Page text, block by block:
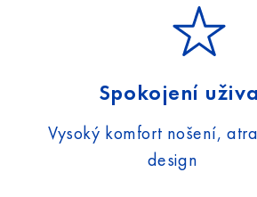
Spokojení
Vysoký komfort nošení,
design